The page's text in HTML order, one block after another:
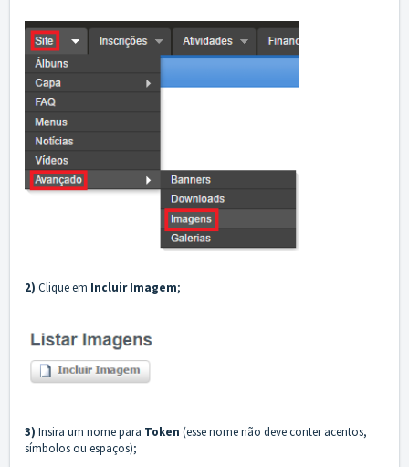
2) Clique em Incluir Imagem;
3) Insira um nome para Token (esse nome não deve conter acentos,
símbolos ou espaços);